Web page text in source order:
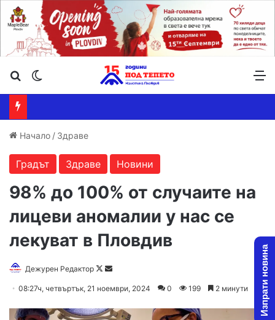
Търсене ...
Начало / Здраве
Градът Здраве Новини
98% до 100% от случаите на
лицеви аномалии у нас се
лекуват в Пловдив
Дежурен Редактор
Follow
Send
08:27ч, четвъртък, 21 ноември, 2024 0 199 2 минути Изпрати новина